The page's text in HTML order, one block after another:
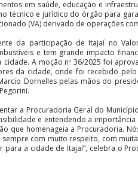
em saúde, educação e
técnico e jurídico do órgão para
(VA) derivado de operações
da participação de Itajaí no
e tem grande impacto
cidade. A moção nº 36/2025 foi
da cidade, onde foi recebido
Dornelles pelas mãos do
a Procuradoria Geral do
e entendendo a
que homenageia a Procuradoria.
sempre com muito respeito, com
para a cidade de Itajaí”, celebra o